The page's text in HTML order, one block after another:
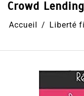
Crowd
Accueil Liberté